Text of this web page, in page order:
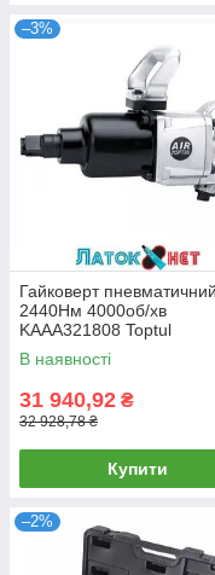
–3%
Гайковерт
2440Нм 4000об/хв
KAAA321808 Toptul
В наявності
31 940,92 ₴
32 928,78 ₴
Купити
–2%